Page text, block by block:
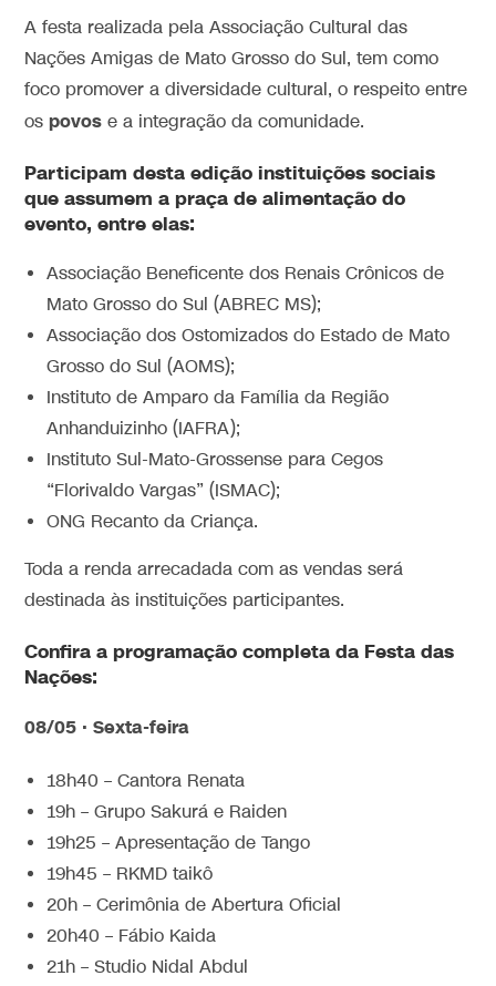
A festa realizada pela Associação Cultural das
Nações Amigas de Mato Grosso do Sul, tem como
foco promover a diversidade cultural, o respeito entre
ospovos e a integração da comunidade.
Participam desta edição instituições sociais
que assumem a praça de alimentação do
evento, entre elas:
Associação Beneficente dos Renais Crônicos de
Mato Grosso do Sul (ABREC MS);
Associação dos Ostomizados do Estado de Mato
Grosso do Sul (AOMS);
Instituto de Amparo da Família da Região
Anhanduizinho (IAFRA);
Instituto Sul-Mato-Grossense para Cegos
“Florivaldo Vargas” (ISMAC);
ONG Recanto da Criança.
Toda a renda arrecadada com as vendas será
destinada às instituições participantes.
Confira a programação completa da Festa das
Nações:
08/05 · Sexta-feira
18h40 – Cantora Renata
19h – Grupo Sakurá e Raiden
19h25 – Apresentação de Tango
19h45 – RKMD taikô
20h – Cerimônia de Abertura Oficial
20h40 – Fábio Kaida
21h – Studio Nidal Abdul